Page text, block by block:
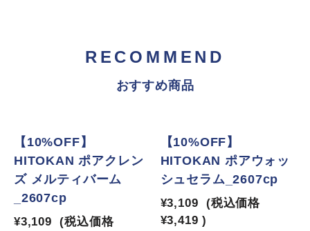
RECOMMEND
おすすめ商品
【10%OFF】
HITOKAN ポアクレン
ズ メルティバーム
_2607cp
¥3,109 (税込価格
【10%OFF】
HITOKAN ポアウォッ
シュセラム_2607cp
¥3,109
(税込価格
¥3,419 )